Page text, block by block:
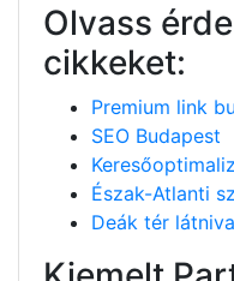
Olvass
cikkeket:
Premium link
SEO Budapest
Észak-Atlanti
Deák tér